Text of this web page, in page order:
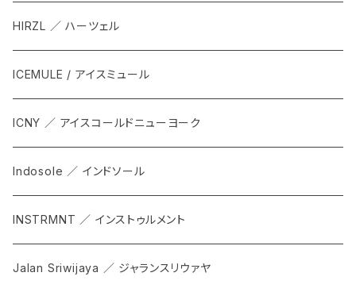
HIRZL ／ ハーツェル
ICEMULE / アイスミュール
ICNY ／ アイスコールドニューヨーク
Indosole ／ インドソール
INSTRMNT ／ インストゥルメント
Jalan Sriwijaya ／ ジャランスリウァヤ